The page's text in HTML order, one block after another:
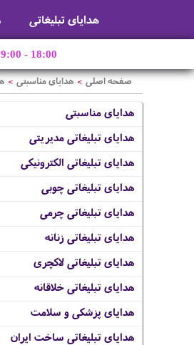
هدایای تبلیغاتی
- 18:00
صفحه اصلی > هدایای مناسبتی >
هدایای مناسبتی
هدایای تبلیغاتی مدیریتی
هدایای تبلیغاتی الکترونیکی
هدایای تبلیغاتی چوبی
هدایای تبلیغاتی چرمی
هدایای تبلیغاتی زنانه
هدایای تبلیغاتی لاکچری
هدایای تبلیغاتی خلاقانه
هدایای پزشکی و سلامت
هدایای تبلیغاتی ساخت ایران